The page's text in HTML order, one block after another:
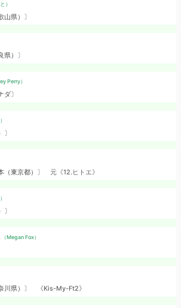
）
山県）〕
県）〕
Perry）
ダ〕
〕
（東京都）〕 元《12.ヒトエ》
〕
（Megan Fox）
川県）〕
《Kis-My-Ft2》